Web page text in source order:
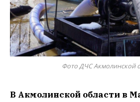
Фото ДЧС Акмолинской
В Акмолинской области в